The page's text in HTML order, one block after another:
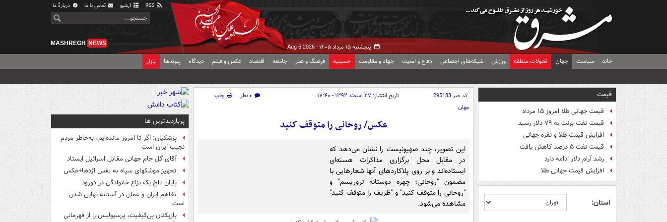
آرشیو تماس با ما دربارهٔ ما
پنجشنبه ۱۵ مرداد ۱۴۰۵ - Aug 6 2026
MASHREGH NEWS
خانه سیاست جهان تحولات منطقه ورزش شبکه‌های اجتماعی دفاع و امنیت جهاد و مقاومت حسینیه فرهنگ و هنر جامعه اقتصاد عکس و فیلم دیدگاه پیوندها بازار
قیمت
قیمت جهانی طلا امروز ۱۵ مرداد
قیمت نفت برنت به ۷۹ دلار رسید
افزایش قیمت طلا و نقره جهانی
قیمت نفت ۵ درصد کاهش یافت
رشد آرام دلار ادامه دارد
افزایش قیمت جهانی طلا
استان:
کد خبر295183 تاریخ انتشار: ۲۷ اسفند ۱۳۹۲ - ۱۷:۴۰ ۰ نظر
چاپ
جهان
عکس/ روحانی را متوقف کنید
این تصویر، چند صهیونیست را نشان می‌دهد که
در مقابل محل برگزاری مذاکرات هسته‌ای
ایستاده‌اند و بر روی پلاکاردهای آنها شعارهایی با
مضمون "روحانی؛ چهره دوستانه تروریسم" و
"روحانی را متوقف کنید" و "ظریف را متوقف کنید"
مشاهده می‌شود.
پربازدیدترین ها
پزشکیان: اگر تا امروز مانده‌ایم، به‌خاطر مردم
نجیب ایران است
آقای گل جام جهانی مقابل اسرائیل ایستاد
تجهیز موشکهای سپاه به نفس اژدها+عکس
پایان تلخ یک نزاع خانوادگی در دورود
تفاهم ایران و عمان در آستانه نهایی شدن
است
بازیکنان بی‌کیفیت، پرسپولیس را از قهرمانی